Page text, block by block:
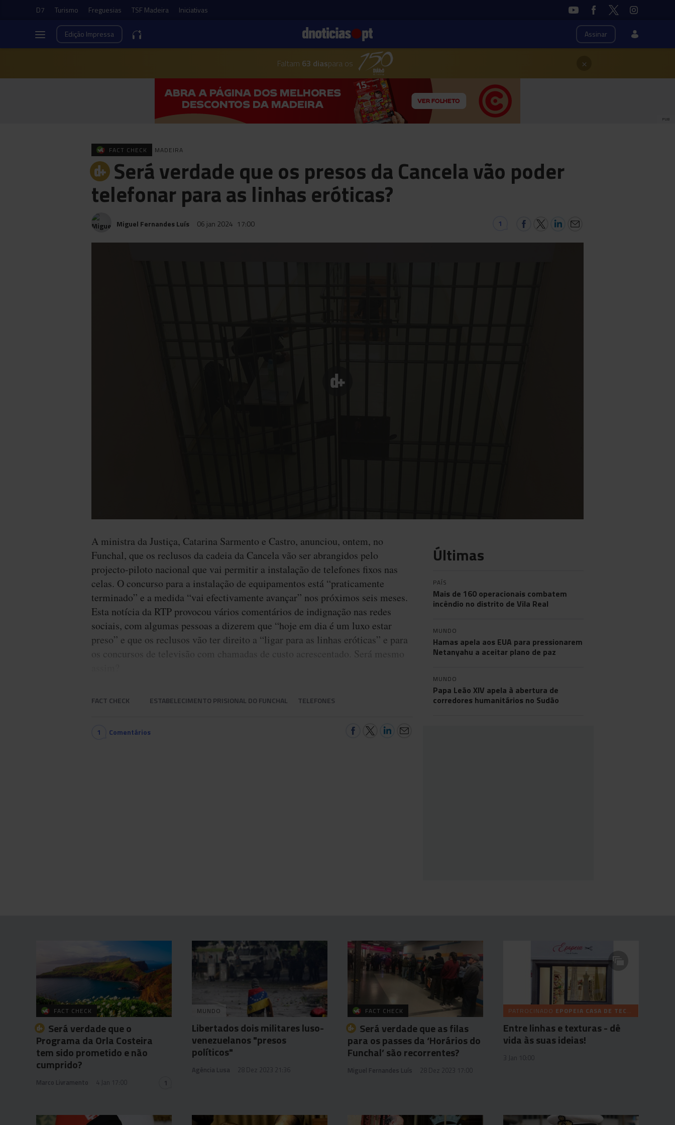
D7 Turismo Freguesias TSF Madeira Iniciativas
Assinar
Edição Impressa
Faltam 63 diaspara os ×
PUB
FACT CHECK MADEIRA
Será verdade que os presos da Cancela vão poder
telefonar para as linhas eróticas?
Miguel Fernandes Luís 06 jan 2024 17:00 1
A ministra da Justiça, Catarina Sarmento e Castro, anunciou, ontem, no
Funchal, que os reclusos da cadeia da Cancela vão ser abrangidos pelo
projecto-piloto nacional que vai permitir a instalação de telefones fixos nas
celas. O concurso para a instalação de equipamentos está “praticamente
terminado” e a medida “vai efectivamente avançar” nos próximos seis meses.
Esta notícia da RTP provocou vários comentários de indignação nas redes
sociais, com algumas pessoas a dizerem que “hoje em dia é um luxo estar
preso” e que os reclusos vão ter direito a “ligar para as linhas eróticas” e para
os concursos de televisão com chamadas de custo acrescentado. Será mesmo
FACT CHECK ESTABELECIMENTO PRISIONAL DO FUNCHAL TELEFONES
1 Comentários
Últimas
PAÍS
Mais de 160 operacionais combatem
incêndio no distrito de Vila Real
MUNDO
Hamas apela aos EUA para pressionarem
Netanyahu a aceitar plano de paz
MUNDO
Papa Leão XIV apela à abertura de
corredores humanitários no Sudão
FACT CHECK
Será verdade que o
Programa da Orla Costeira
tem sido prometido e não
cumprido?
Marco Livramento 4 Jan 17:00 1
MUNDO
Libertados dois militares luso-
venezuelanos "presos
políticos"
Agência Lusa 28 Dez 2023 21:36
FACT CHECK
Será verdade que as filas
para os passes da ‘Horários do
Funchal’ são recorrentes?
Miguel Fernandes Luís 28 Dez 2023 17:00
PATROCINADO EPOPEIA CASA DE TECIDOS
Entre linhas e texturas - dê
vida às suas ideias!
3 Jan 10:00